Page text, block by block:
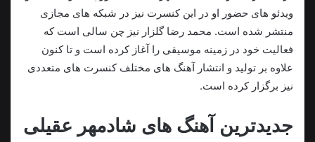
ویدئو های حضور او در این کنسرت نيز در شبکه های مجازی
منتشر شده است. محمد رضا گلزار نیز چن سالی است که
فعالیت خود در زمینه موسیقی را آغاز کرده است و تا کنون
علاوه بر تولید و انتشار آهنگ های مختلف کنسرت های متعددی
نیز برگزار کرده است.
جدیدترین آهنگ های شادمهر عقیلی